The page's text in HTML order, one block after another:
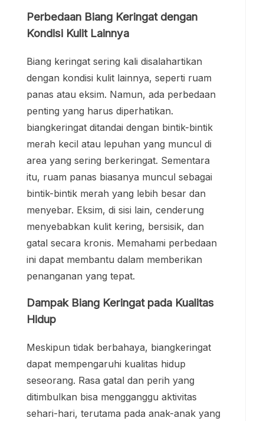
Perbedaan Biang Keringat dengan
Kondisi Kulit Lainnya
Biang keringat sering kali disalahartikan
dengan kondisi kulit lainnya, seperti ruam
panas atau eksim. Namun, ada perbedaan
penting yang harus diperhatikan.
biangkeringat ditandai dengan bintik-bintik
merah kecil atau lepuhan yang muncul di
area yang sering berkeringat. Sementara
itu, ruam panas biasanya muncul sebagai
bintik-bintik merah yang lebih besar dan
menyebar. Eksim, di sisi lain, cenderung
menyebabkan kulit kering, bersisik, dan
gatal secara kronis. Memahami perbedaan
ini dapat membantu dalam memberikan
penanganan yang tepat.
Dampak Biang Keringat pada Kualitas
Hidup
Meskipun tidak berbahaya, biangkeringat
dapat mempengaruhi kualitas hidup
seseorang. Rasa gatal dan perih yang
ditimbulkan bisa mengganggu aktivitas
sehari-hari, terutama pada anak-anak yang